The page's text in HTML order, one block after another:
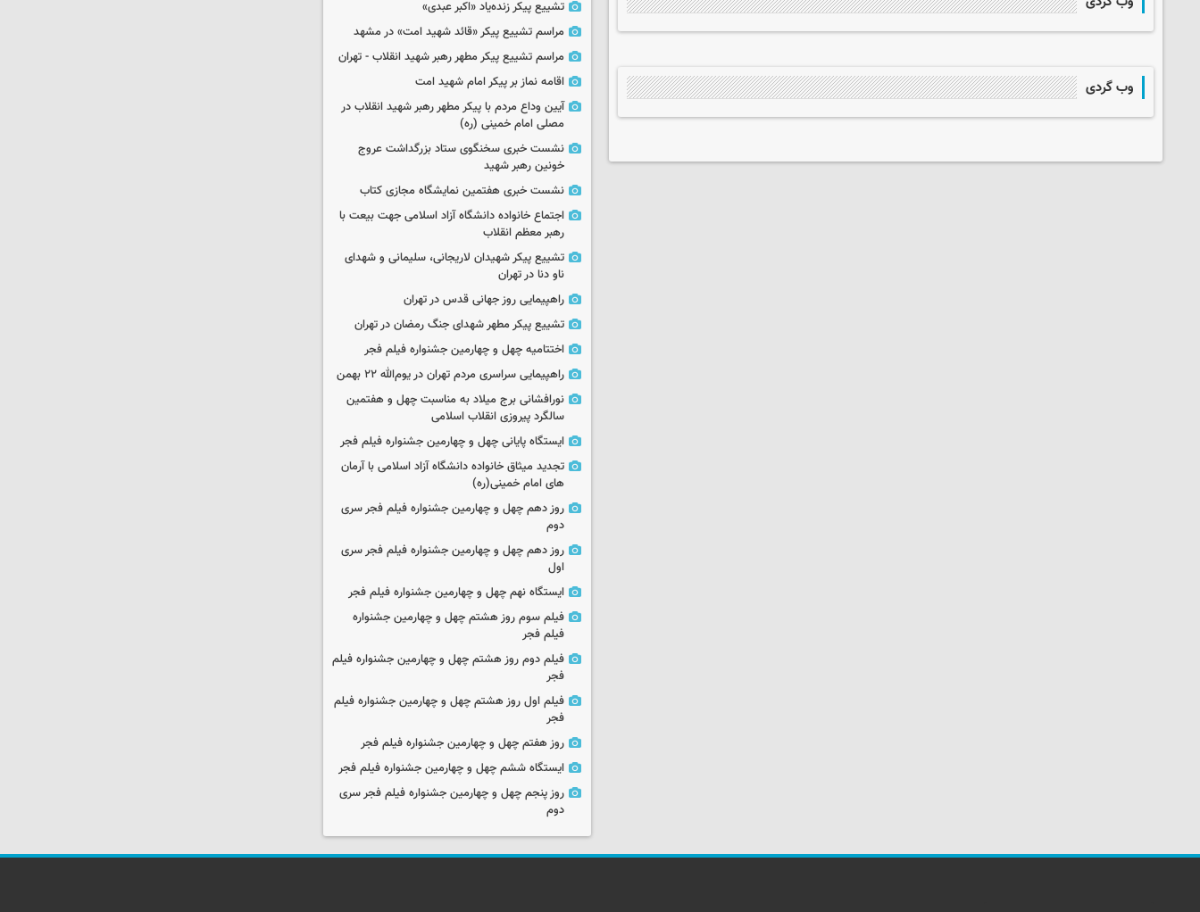
وب گردی
تشییع پیکر زنده‌یاد «اکبر عبدی»
مراسم تشییع پیکر «قائد شهید امت» در مشهد
مراسم تشییع پیکر مطهر رهبر شهید انقلاب - تهران
اقامه نماز بر پیکر امام شهید امت
آیین وداع مردم با پیکر مطهر رهبر شهید انقلاب در
مصلی امام خمینی (ره)
نشست خبری سخنگوی ستاد بزرگداشت عروج
خونین رهبر شهید
نشست خبری هفتمین نمایشگاه مجازی کتاب
اجتماع خانواده دانشگاه آزاد اسلامی جهت بیعت با
رهبر معظم انقلاب
تشییع پیکر شهیدان لاریجانی، سلیمانی و شهدای
ناو دنا در تهران
راهپیمایی روز جهانی قدس در تهران
تشییع پیکر مطهر شهدای جنگ رمضان در تهران
اختتامیه چهل و چهارمین جشنواره فیلم فجر
راهپیمایی سراسری مردم تهران در یوم‌الله ۲۲ بهمن
نورافشانی برج میلاد به مناسبت چهل‌ و هفتمین
سالگرد پیروزی انقلاب اسلامی
ایستگاه پایانی چهل و چهارمین جشنواره فیلم فجر
تجدید میثاق خانواده دانشگاه آزاد اسلامی با آرمان
های امام خمینی(ره)
روز دهم چهل و چهارمین جشنواره فیلم فجر سری
دوم
روز دهم چهل و چهارمین جشنواره فیلم فجر سری
اول
ایستگاه نهم چهل و چهارمین جشنواره فیلم فجر
فیلم سوم روز هشتم چهل و چهارمین جشنواره
فیلم فجر
فیلم دوم روز هشتم چهل و چهارمین جشنواره فیلم
فجر
فیلم اول روز هشتم چهل و چهارمین جشنواره فیلم
فجر
روز هفتم چهل و چهارمین جشنواره فیلم فجر
ایستگاه ششم چهل و چهارمین جشنواره فیلم فجر
روز پنجم چهل و چهارمین جشنواره فیلم فجر سری
دوم